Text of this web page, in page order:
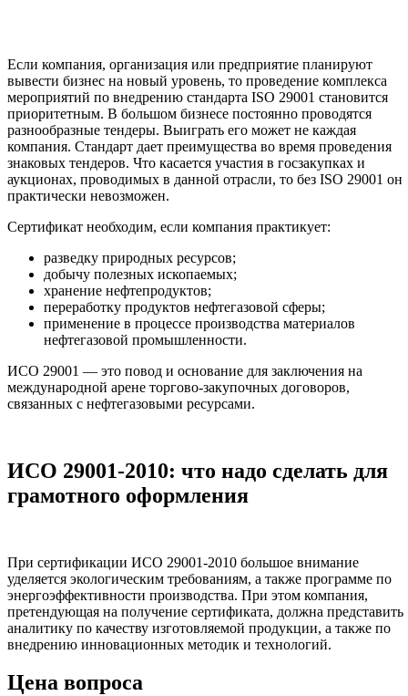
Если компания, организация или предприятие планируют
вывести бизнес на новый уровень, то проведение комплекса
мероприятий по внедрению стандарта ISO 29001 становится
приоритетным. В большом бизнесе постоянно проводятся
разнообразные тендеры. Выиграть его может не каждая
компания. Стандарт дает преимущества во время проведения
знаковых тендеров. Что касается участия в госзакупках и
аукционах, проводимых в данной отрасли, то без ISO 29001 он
практически невозможен.
Сертификат необходим, если компания практикует:
разведку природных ресурсов;
добычу полезных ископаемых;
хранение нефтепродуктов;
переработку продуктов нефтегазовой сферы;
применение в процессе производства материалов
нефтегазовой промышленности.
ИСО 29001 — это повод и основание для заключения на
международной арене торгово-закупочных договоров,
связанных с нефтегазовыми ресурсами.
ИСО 29001-2010: что надо сделать для
грамотного оформления
При сертификации ИСО 29001-2010 большое внимание
уделяется экологическим требованиям, а также программе по
энергоэффективности производства. При этом компания,
претендующая на получение сертификата, должна представить
аналитику по качеству изготовляемой продукции, а также по
внедрению инновационных методик и технологий.
Цена вопроса